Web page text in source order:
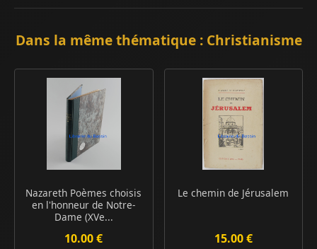
Dans la même thématique : Christianisme
Nazareth Poèmes choisis
en l'honneur de Notre-
Dame (XVe...
10.00 €
Le chemin de Jérusalem
15.00 €